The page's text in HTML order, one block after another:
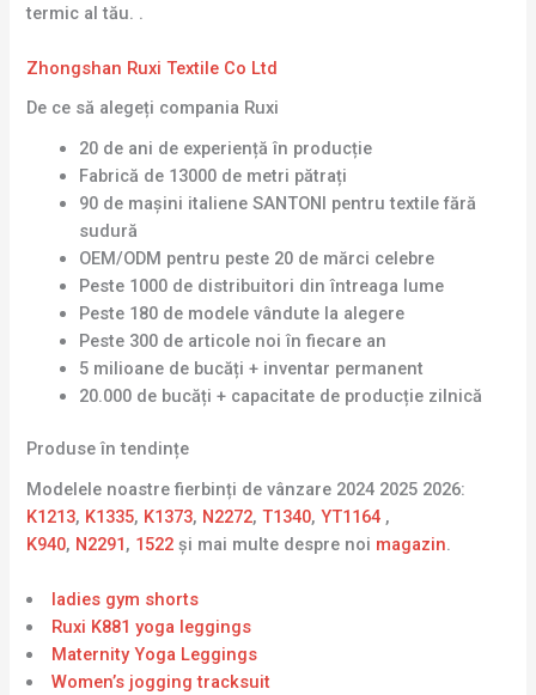
termic al tău. .
Zhongshan Ruxi Textile Co Ltd
De ce să alegeți compania Ruxi
20 de ani de experiență în producție
Fabrică de 13000 de metri pătrați
90 de mașini italiene SANTONI pentru textile fără
sudură
OEM/ODM pentru peste 20 de mărci celebre
Peste 1000 de distribuitori din întreaga lume
Peste 180 de modele vândute la alegere
Peste 300 de articole noi în fiecare an
5 milioane de bucăți + inventar permanent
20.000 de bucăți + capacitate de producție zilnică
Produse în tendințe
Modelele noastre fierbinți de vânzare 2024 2025 2026:
K1213, K1335, K1373, N2272,T1340,YT1164 ,
K940, N2291, 1522și mai multe despre noi magazin.
ladies gym shorts
Ruxi K881 yoga leggings
Maternity Yoga Leggings
Women’s jogging tracksuit